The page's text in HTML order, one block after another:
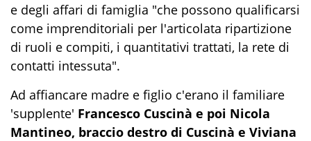
e degli affari di famiglia "che possono qualificarsi
come imprenditoriali per l'articolata ripartizione
di ruoli e compiti, i quantitativi trattati, la rete di
contatti intessuta".
Ad affiancare madre e figlio c'erano il familiare
'supplente' Francesco Cuscinà e poi Nicola
Mantineo, braccio destro di Cuscinà e Viviana